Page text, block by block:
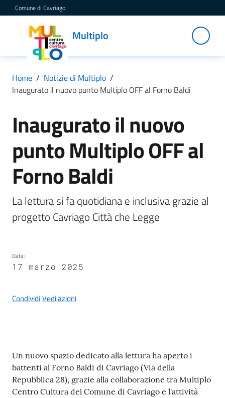
Vai al contenuto
Vai alla navigazione
Vai al footer
Comune di Cavriago
Multiplo
Multiplo
Centro
Cultura
C
a
l
o
g
Eventi
Corsi
Partecipa
Home / Notizie di Multiplo /
Inaugurato il nuovo punto Multiplo OFF al Forno Baldi
Salta al contenuto
Inaugurato il nuovo
punto Multiplo OFF al
Forno Baldi
La lettura si fa quotidiana e inclusiva grazie al
progetto Cavriago Città che Legge
Data:
17 marzo 2025
CondividiVedi azioni
Contenuto
Un nuovo spazio dedicato alla lettura ha aperto i
battenti al Forno Baldi di Cavriago (Via della
Repubblica 28), grazie alla collaborazione tra Multiplo
Centro Cultura del Comune di Cavriago e l'attività